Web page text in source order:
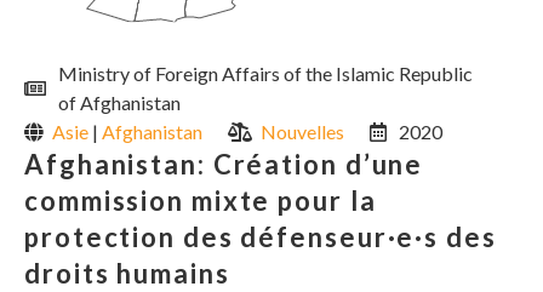
Ministry of Foreign Affairs of the Islamic Republic
of Afghanistan
Asie | Afghanistan Nouvelles 2020
Afghanistan: Création d’une
commission mixte pour la
protection des défenseur·e·s des
droits humains